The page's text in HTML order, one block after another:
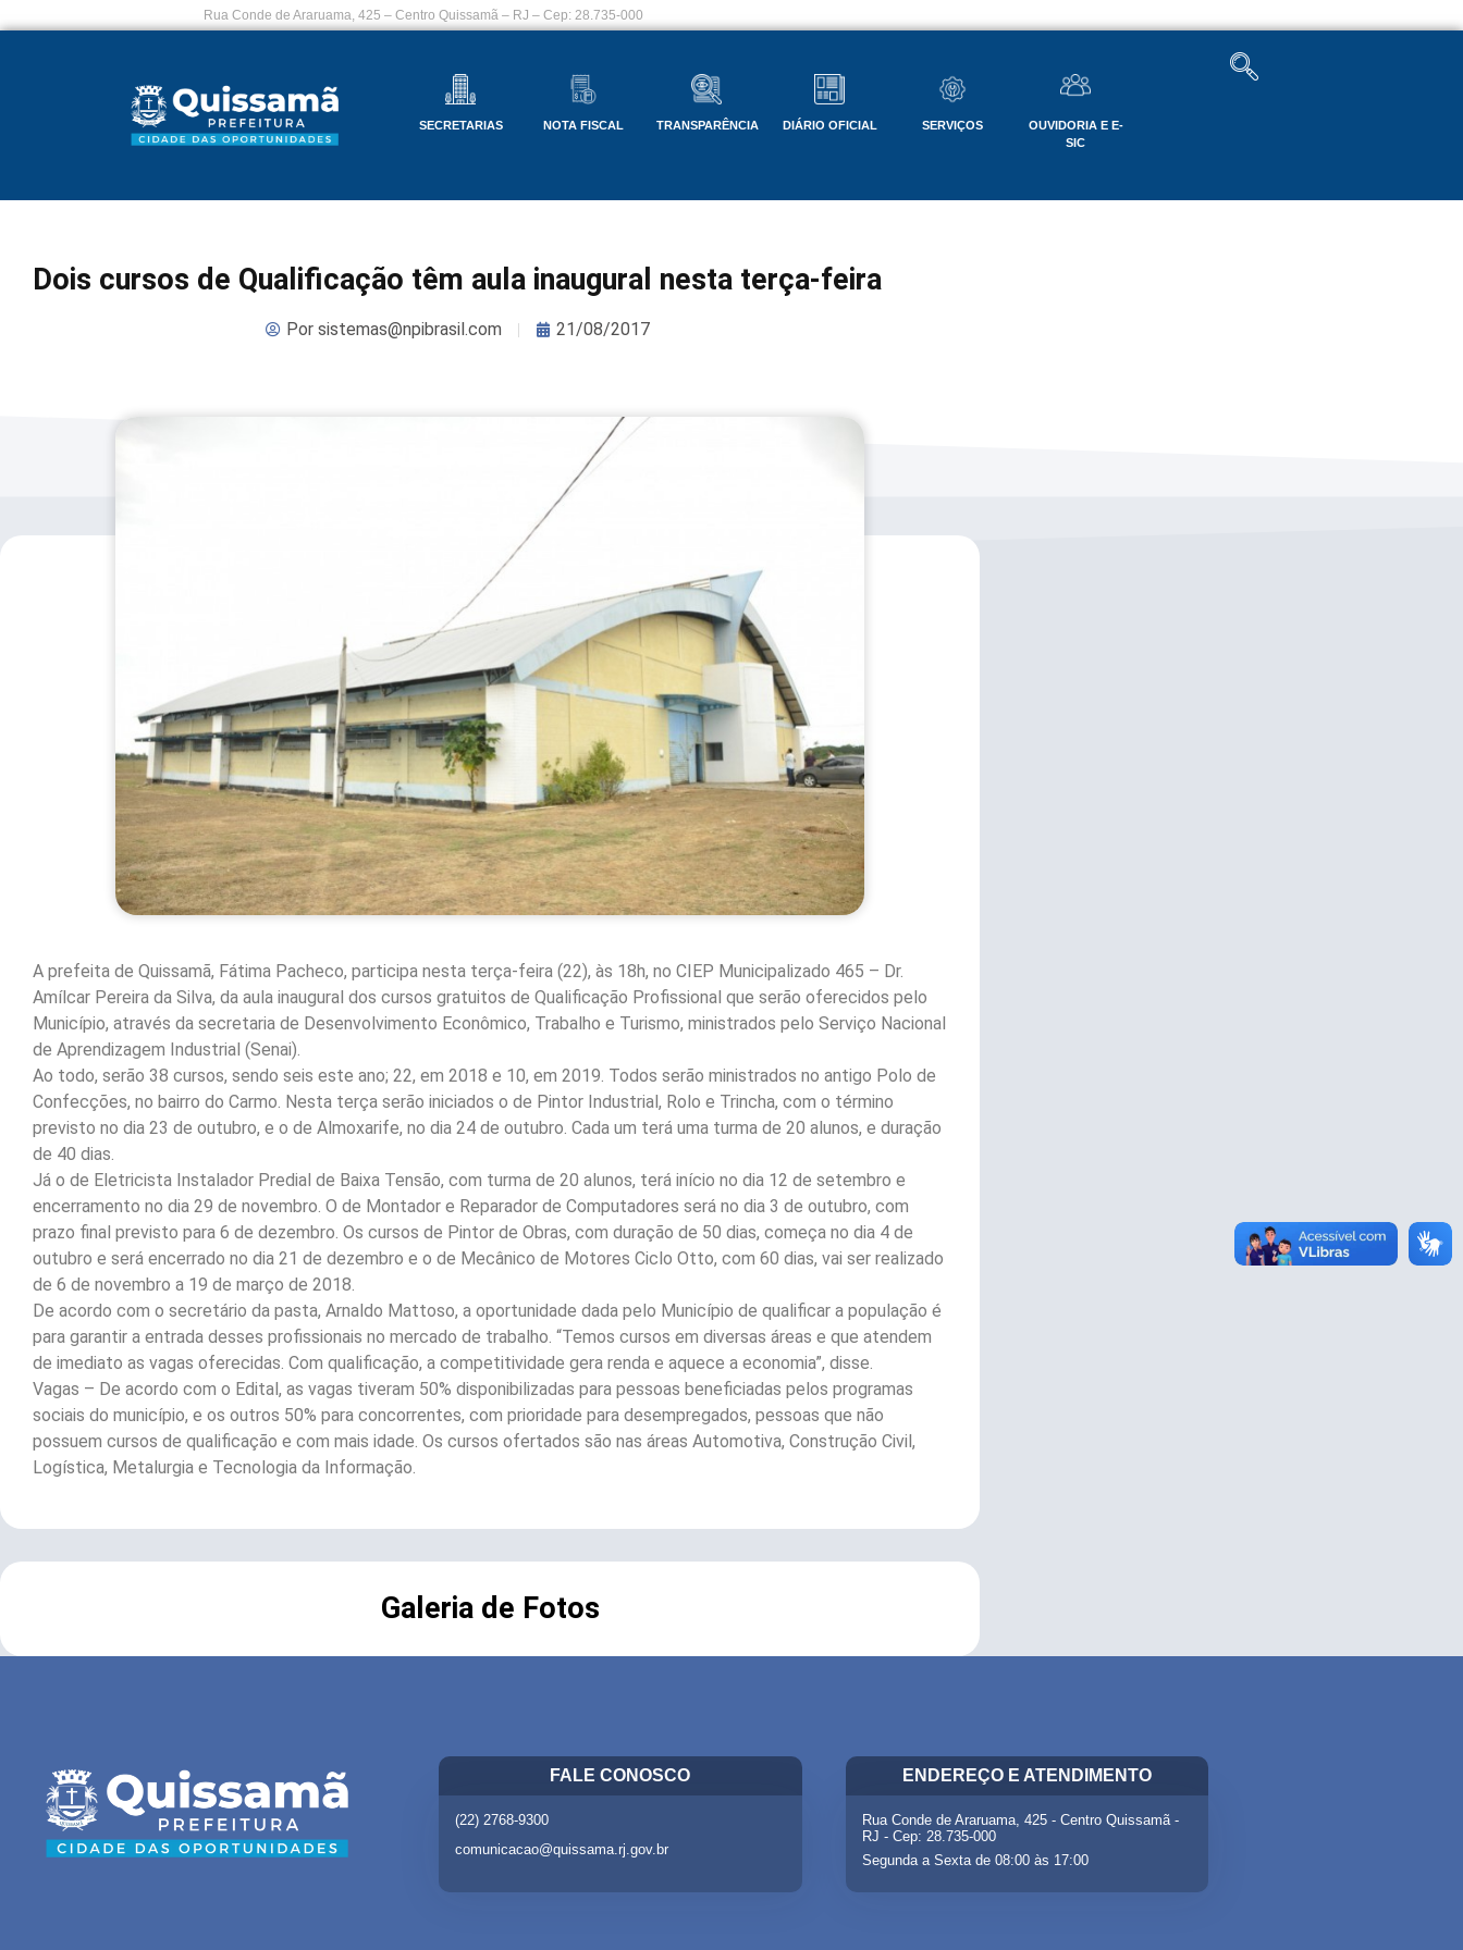
Rua Conde de Araruama, 425 – Centro Quissamã – RJ – Cep: 28.735-000
SECRETARIAS NOTA FISCAL TRANSPARÊNCIA DIÁRIO OFICIAL SERVIÇOS
OUVIDORIA E E-
SIC
Dois cursos de Qualificação têm aula inaugural nesta terça-feira
Porsistemas@npibrasil.com 21/08/2017
A prefeita de Quissamã, Fátima Pacheco, participa nesta terça-feira (22), às 18h, no CIEP Municipalizado 465 – Dr.
Amílcar Pereira da Silva, da aula inaugural dos cursos gratuitos de Qualificação Profissional que serão oferecidos pelo
Município, através da secretaria de Desenvolvimento Econômico, Trabalho e Turismo, ministrados pelo Serviço Nacional
de Aprendizagem Industrial (Senai).
Ao todo, serão 38 cursos, sendo seis este ano; 22, em 2018 e 10, em 2019. Todos serão ministrados no antigo Polo de
Confecções, no bairro do Carmo. Nesta terça serão iniciados o de Pintor Industrial, Rolo e Trincha, com o término
previsto no dia 23 de outubro, e o de Almoxarife, no dia 24 de outubro. Cada um terá uma turma de 20 alunos, e duração
de 40 dias.
Já o de Eletricista Instalador Predial de Baixa Tensão, com turma de 20 alunos, terá início no dia 12 de setembro e
encerramento no dia 29 de novembro. O de Montador e Reparador de Computadores será no dia 3 de outubro, com
prazo final previsto para 6 de dezembro. Os cursos de Pintor de Obras, com duração de 50 dias, começa no dia 4 de
outubro e será encerrado no dia 21 de dezembro e o de Mecânico de Motores Ciclo Otto, com 60 dias, vai ser realizado
de 6 de novembro a 19 de março de 2018.
De acordo com o secretário da pasta, Arnaldo Mattoso, a oportunidade dada pelo Município de qualificar a população é
para garantir a entrada desses profissionais no mercado de trabalho. “Temos cursos em diversas áreas e que atendem
de imediato as vagas oferecidas. Com qualificação, a competitividade gera renda e aquece a economia”, disse.
Vagas – De acordo com o Edital, as vagas tiveram 50% disponibilizadas para pessoas beneficiadas pelos programas
sociais do município, e os outros 50% para concorrentes, com prioridade para desempregados, pessoas que não
possuem cursos de qualificação e com mais idade. Os cursos ofertados são nas áreas Automotiva, Construção Civil,
Logística, Metalurgia e Tecnologia da Informação.
Galeria de Fotos
FALE CONOSCO
(22) 2768-9300
comunicacao@quissama.rj.gov.br
ENDEREÇO E ATENDIMENTO
Rua Conde de Araruama, 425 - Centro Quissamã -
RJ - Cep: 28.735-000
Segunda a Sexta de 08:00 às 17:00